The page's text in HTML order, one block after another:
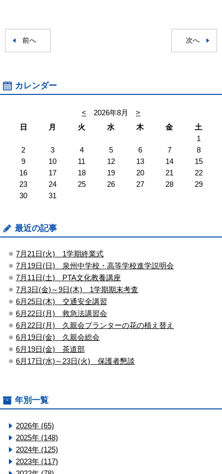
前へ 次へ
カレンダー
< 2026年8月
>
日
月 火 水 木 金
土
1
2
3 4 5 6 7
8
9
10 11 12 13 14
15
16
17 18 19 20 21
22
23
24 25 26 27 28
29
30
31
最近の記事
7月21日(火) 1学期終業式
7月19日(日) 泉州中学校・高等学校進学説明会
7月11日(土) PTA文化教養講座
7月3日(金)～9日(木) 1学期期末考査
6月25日(木) 交通安全講習
6月22日(月) 救急法講習会
6月22日(月) 久親会プランターの花の植え替え
6月19日(金) 久親会総会
6月19日(金) 茶道部
6月17日(水)～23日(火) 保護者懇談
年別一覧
2026年 (65)
2025年 (148)
2024年 (125)
2023年 (117)